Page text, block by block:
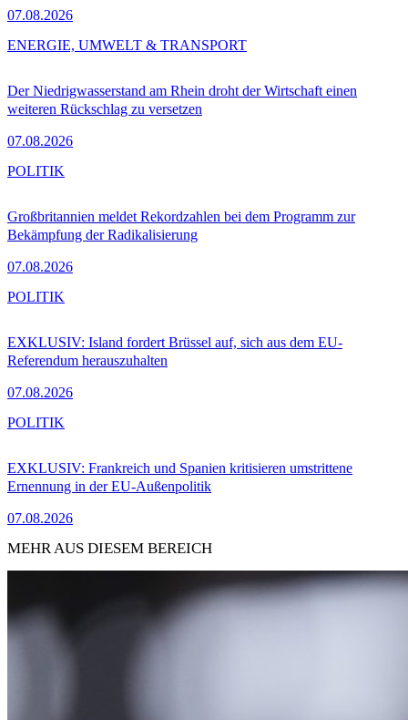
07.08.2026
Der Niedrigwasserstand am Rhein droht der Wirtschaft einen
weiteren Rückschlag zu versetzen
07.08.2026
ENERGIE, UMWELT & TRANSPORT
Großbritannien meldet Rekordzahlen bei dem Programm zur
Bekämpfung der Radikalisierung
07.08.2026
POLITIK
EXKLUSIV: Island fordert Brüssel auf, sich aus dem EU-
Referendum herauszuhalten
07.08.2026
POLITIK
EXKLUSIV: Frankreich und Spanien kritisieren umstrittene
Ernennung in der EU-Außenpolitik
07.08.2026
POLITIK
MEHR AUS DIESEM BEREICH